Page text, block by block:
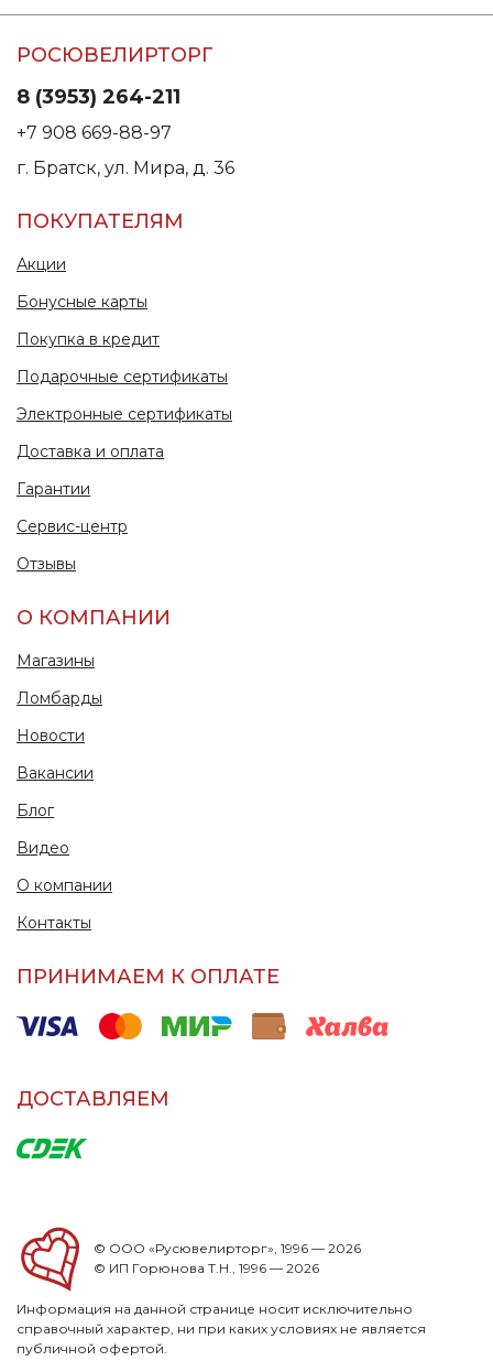
РОСЮВЕЛИРТОРГ
8 (3953) 264-211
+7 908 669-88-97
г. Братск, ул. Мира, д. 36
ПОКУПАТЕЛЯМ
Акции
Бонусные карты
Покупка в кредит
Подарочные сертификаты
Электронные сертификаты
Доставка и оплата
Гарантии
Сервис-центр
Отзывы
О КОМПАНИИ
Магазины
Ломбарды
Новости
Вакансии
Блог
Видео
О компании
Контакты
ПРИНИМАЕМ К ОПЛАТЕ
ДОСТАВЛЯЕМ
© ООО «Русювелирторг», 1996 — 2026
© ИП Горюнова Т.Н., 1996 — 2026
Информация на данной странице носит исключительно
справочный характер, ни при каких условиях не является
публичной офертой.